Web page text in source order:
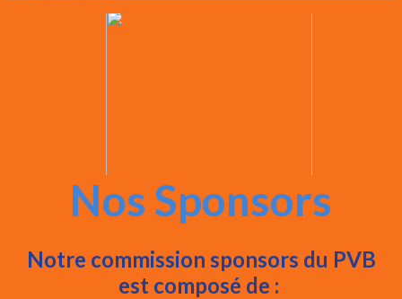
Nos Sponsors
Notre commission sponsors du PVB
est composé de :